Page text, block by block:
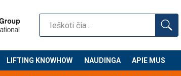
LIFTING KNOWHOW NAUDINGA APIE MUS
stropo komponentas, kurį galima